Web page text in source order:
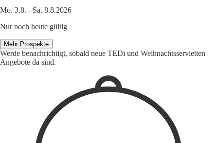
Mo. 3.8. - Sa. 8.8.2026
Nur noch heute gültig
Mehr Prospekte
Werde benachrichtigt, sobald neue TEDi und Weihnachtsservietten
Angebote da sind.